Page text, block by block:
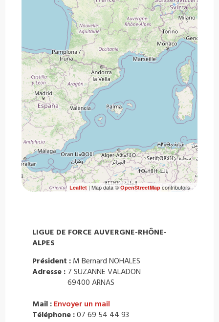
Leaflet| Map data ©OpenStreetMapcontributors
LIGUE DE FORCE AUVERGNE-RHÔNE-
ALPES
Président : M Bernard NOHALES
Adresse : 7 SUZANNE VALADON
69400 ARNAS
Mail : Envoyer un mail
Téléphone :07 69 54 44 93